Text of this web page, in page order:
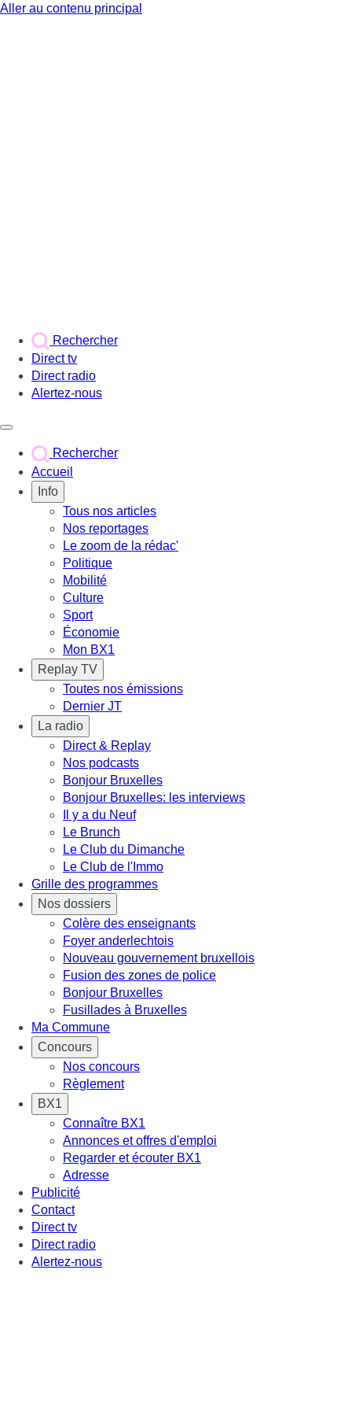
Aller au contenu principal
Rechercher
Direct tv
Direct radio
Alertez-nous
Rechercher
Accueil
Info
Tous nos articles
Nos reportages
Le zoom de la rédac'
Politique
Mobilité
Culture
Sport
Économie
Mon BX1
Replay TV
Toutes nos émissions
Dernier JT
La radio
Direct & Replay
Nos podcasts
Bonjour Bruxelles
Bonjour Bruxelles: les interviews
Il y a du Neuf
Le Brunch
Le Club du Dimanche
Le Club de l'Immo
Grille des programmes
Nos dossiers
Colère des enseignants
Foyer anderlechtois
Nouveau gouvernement bruxellois
Fusion des zones de police
Bonjour Bruxelles
Fusillades à Bruxelles
Ma Commune
Concours
Nos concours
Règlement
BX1
Connaître BX1
Annonces et offres d'emploi
Regarder et écouter BX1
Adresse
Publicité
Contact
Direct tv
Direct radio
Alertez-nous